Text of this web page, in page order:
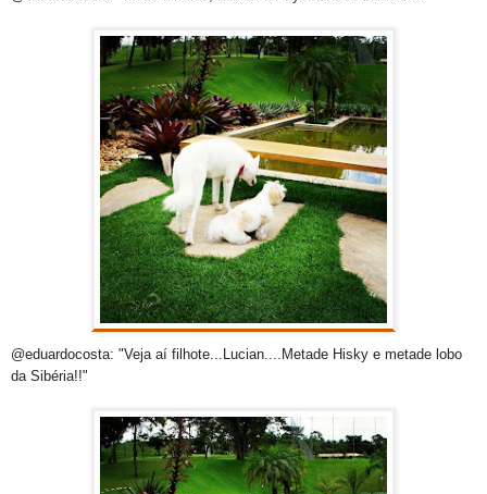
@eduardocosta: "Veja aí filhote...Lucian....Metade Hisky e metade lobo
da Sibéria!!"